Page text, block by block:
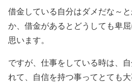
借金している自分はダメだな～
か、借金があるとどうしても卑
思います。
ですが、仕事をしている時は、
れて、自信を持つ事ってとても